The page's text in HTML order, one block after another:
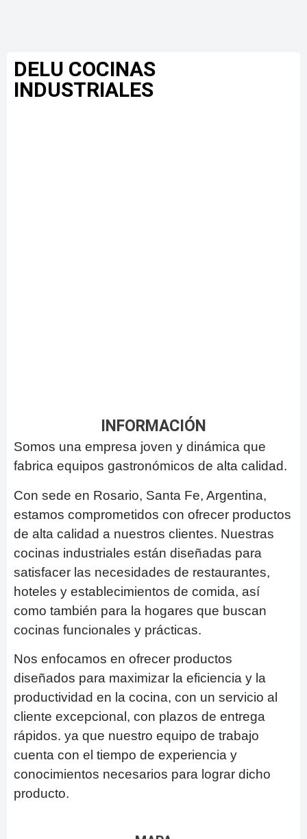
DELU COCINAS
INDUSTRIALES
INFORMACIÓN
Somos una empresa joven y dinámica que
fabrica equipos gastronómicos de alta calidad.
Con sede en Rosario, Santa Fe, Argentina,
estamos comprometidos con ofrecer productos
de alta calidad a nuestros clientes. Nuestras
cocinas industriales están diseñadas para
satisfacer las necesidades de restaurantes,
hoteles y establecimientos de comida, así
como también para la hogares que buscan
cocinas funcionales y prácticas.
Nos enfocamos en ofrecer productos
diseñados para maximizar la eficiencia y la
productividad en la cocina, con un servicio al
cliente excepcional, con plazos de entrega
rápidos. ya que nuestro equipo de trabajo
cuenta con el tiempo de experiencia y
conocimientos necesarios para lograr dicho
producto.